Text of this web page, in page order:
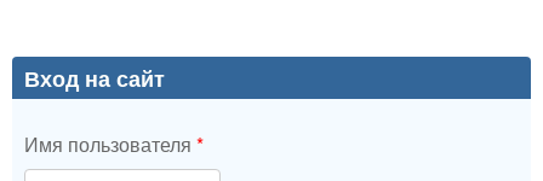
Вход на сайт
Имя пользователя *